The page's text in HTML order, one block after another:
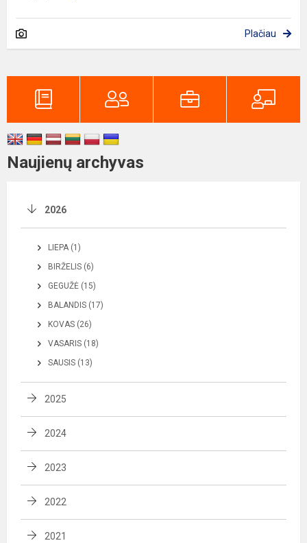
Plačiau
Naujienų archyvas
2026
LIEPA (1)
BIRŽELIS (6)
GEGUŽĖ (15)
BALANDIS (17)
KOVAS (26)
VASARIS (18)
SAUSIS (13)
2025
2024
2023
2022
2021